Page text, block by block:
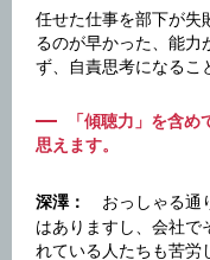
任せた仕事を部下が失
るのが早かった、能
ず、自責思考になるこ
「傾聴力」を含
思えます。
深澤：
おっしゃる通
はありますし、会社で
れている人たちも苦労